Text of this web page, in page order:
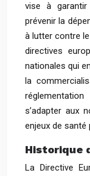
vise à
prévenir la
à lutter contre
directives
nationales qui
la
s’adapter aux
enjeux de santé
Historique
La Directive